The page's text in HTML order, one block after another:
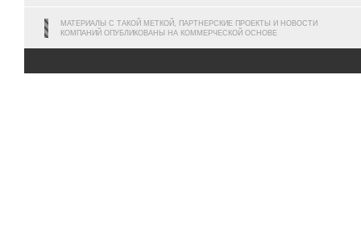
МАТЕРИАЛЫ С ТАКОЙ МЕТКОЙ, ПАРТНЕРСКИЕ ПРОЕКТЫ И НОВОСТИ
КОМПАНИЙ ОПУБЛИКОВАНЫ НА КОММЕРЧЕСКОЙ ОСНОВЕ